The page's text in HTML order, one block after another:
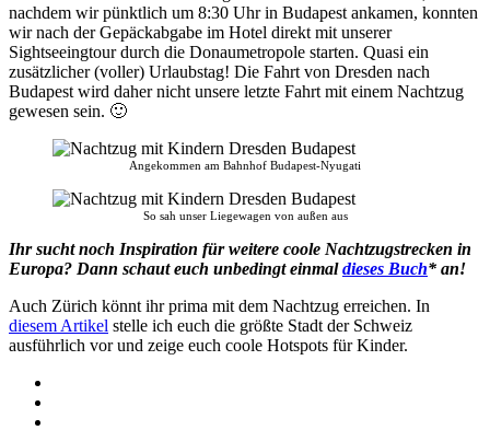
nachdem wir pünktlich um 8:30 Uhr in Budapest ankamen, konnten
wir nach der Gepäckabgabe im Hotel direkt mit unserer
Sightseeingtour durch die Donaumetropole starten. Quasi ein
zusätzlicher (voller) Urlaubstag! Die Fahrt von Dresden nach
Budapest wird daher nicht unsere letzte Fahrt mit einem Nachtzug
gewesen sein. 🙂
Angekommen am Bahnhof Budapest-Nyugati
So sah unser Liegewagen von außen aus
Ihr sucht noch Inspiration für weitere coole Nachtzugstrecken in
Europa? Dann schaut euch unbedingt einmaldieses Buch* an!
Auch Zürich könnt ihr prima mit dem Nachtzug erreichen. In
diesem Artikel stelle ich euch die größte Stadt der Schweiz
ausführlich vor und zeige euch coole Hotspots für Kinder.